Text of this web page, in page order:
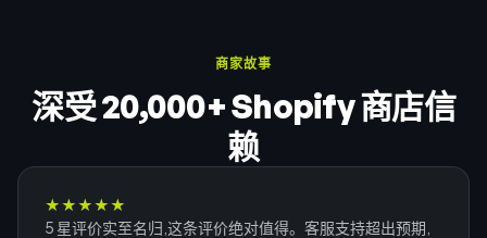
商家故事
深受 20,000+ Shopify 商店信
赖
★★★★★
5 星评价实至名归,这条评价绝对值得。客服支持超出预期,